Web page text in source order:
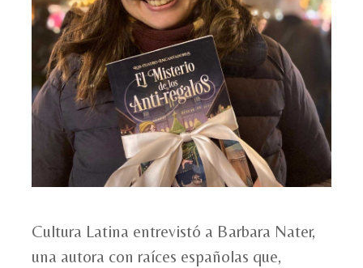
Cultura Latina entrevistó a Barbara Nater,
una autora con raíces españolas que,